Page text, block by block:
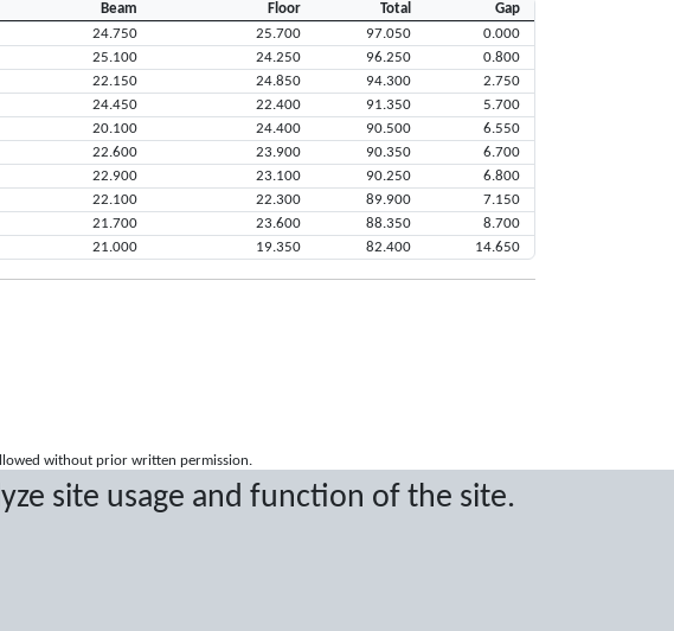
site usage and function of the site.
Beam Floor Total
Gap
24.750 25.700 97.050
0.000
25.100 24.250 96.250
0.800
22.150 24.850 94.300
2.750
24.450 22.400 91.350
5.700
20.100 24.400 90.500
6.550
22.600 23.900 90.350
6.700
22.900 23.100 90.250
6.800
22.100 22.300 89.900
7.150
21.700 23.600 88.350
8.700
21.000 19.350 82.400 14.650
without prior written permission.